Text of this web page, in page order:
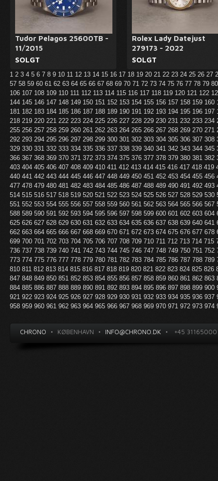
Tudor Pelagos 25600TB -
11/2015
SOLGT
Rolex Lady Datejust
279173 - 2022
SOLGT
1 2 3 4 5 6 7 8 9 10 11 12 13 14 15 16 17 18 19 20 21 22 23 24 25 26 27
57 58 59 60 61 62 63 64 65 66 67 68 69 70 71 72 73 74 75 76 77 78 79
106 107 108 109 110 111 112 113 114 115 116 117 118 119 120 121 122
144 145 146 147 148 149 150 151 152 153 154 155 156 157 158 159 160
181 182 183 184 185 186 187 188 189 190 191 192 193 194 195 196 197
218 219 220 221 222 223 224 225 226 227 228 229 230 231 232 233 234
255 256 257 258 259 260 261 262 263 264 265 266 267 268 269 270 271
292 293 294 295 296 297 298 299 300 301 302 303 304 305 306 307 308
329 330 331 332 333 334 335 336 337 338 339 340 341 342 343 344 345
366 367 368 369 370 371 372 373 374 375 376 377 378 379 380 381 382
403 404 405 406 407 408 409 410 411 412 413 414 415 416 417 418 419
440 441 442 443 444 445 446 447 448 449 450 451 452 453 454 455 456
477 478 479 480 481 482 483 484 485 486 487 488 489 490 491 492 493
514 515 516 517 518 519 520 521 522 523 524 525 526 527 528 529 530
551 552 553 554 555 556 557 558 559 560 561 562 563 564 565 566 567
588 589 590 591 592 593 594 595 596 597 598 599 600 601 602 603 604
625 626 627 628 629 630 631 632 633 634 635 636 637 638 639 640 641
662 663 664 665 666 667 668 669 670 671 672 673 674 675 676 677 678
699 700 701 702 703 704 705 706 707 708 709 710 711 712 713 714 715
736 737 738 739 740 741 742 743 744 745 746 747 748 749 750 751 752
773 774 775 776 777 778 779 780 781 782 783 784 785 786 787 788 789
810 811 812 813 814 815 816 817 818 819 820 821 822 823 824 825 826
847 848 849 850 851 852 853 854 855 856 857 858 859 860 861 862 863
884 885 886 887 888 889 890 891 892 893 894 895 896 897 898 899 900
921 922 923 924 925 926 927 928 929 930 931 932 933 934 935 936 937
958 959 960 961 962 963 964 965 966 967 968 969 970 971 972 973 974
CHRONO • KØBENHAVN • INFO@CHRONO.DK • +45 31165000